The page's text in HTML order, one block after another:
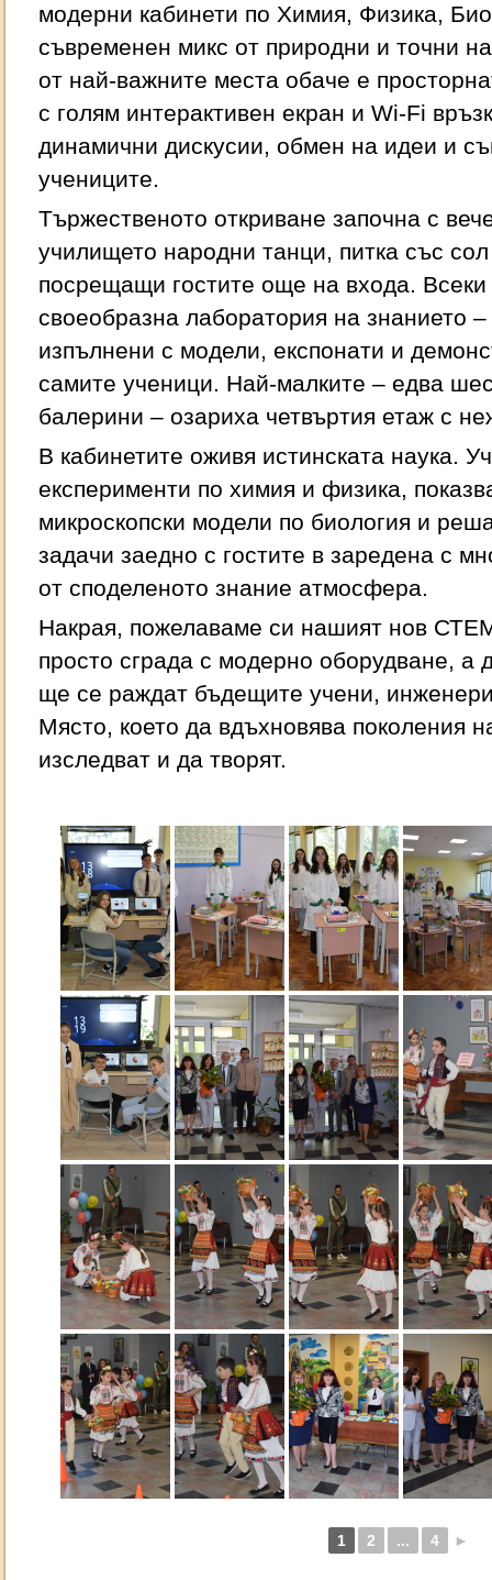
модерни кабинети по Химия, Физика,
съвременен микс от природни и точни
от най-важните места обаче е
с голям интерактивен екран и Wi-Fi
динамични дискусии, обмен на идеи и
учениците.
Тържественото откриване започна с
училището народни танци, питка със
посрещащи гостите още на входа.
своеобразна лаборатория на знанието
изпълнени с модели, експонати и
самите ученици. Най-малките – едва
балерини – озариха четвъртия етаж с
В кабинетите оживя истинската наука.
експерименти по химия и физика,
микроскопски модели по биология и
задачи заедно с гостите в заредена с
от споделеното знание атмосфера.
Накрая, пожелаваме си нашият нов
просто сграда с модерно оборудване, а
ще се раждат бъдещите учени,
Място, което да вдъхновява поколения
изследват и да творят.
1 2 ... 4 ►